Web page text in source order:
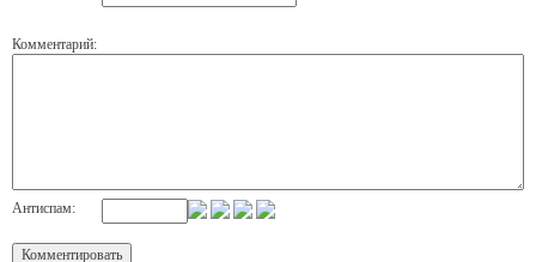
Комментарий:
Антиспам: